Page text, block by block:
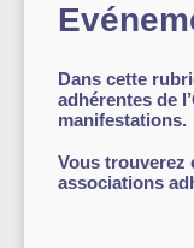
OMS 20
Actualités
Autre équipement
Dans cette
adhérentes de
manifestations.
Vous trouverez
associations